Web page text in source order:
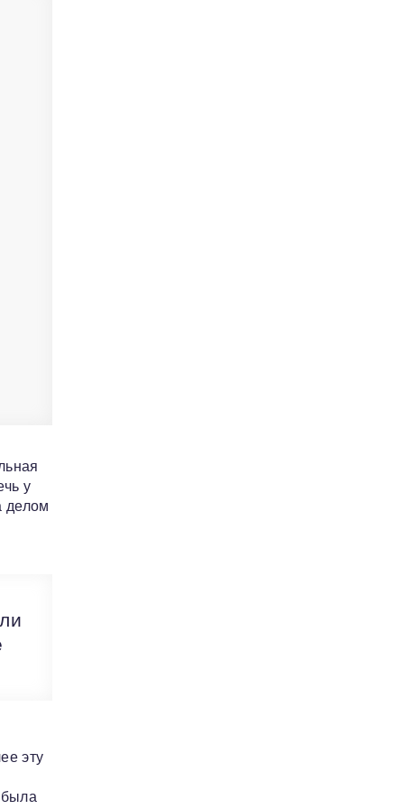
у
делом
эту
была